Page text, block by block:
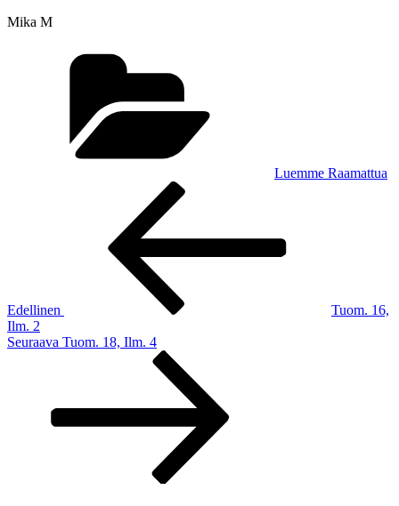
Mika M
Luemme Raamattua
Edellinen
Tuom. 16,
Ilm. 2
Seuraava
Seuraava Tuom. 18, Ilm. 4